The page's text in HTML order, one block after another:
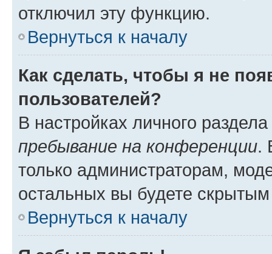
отключил эту функцию.
Вернуться к началу
Как сделать, чтобы я не
пользователей?
В настройках личного
пребывание на конференции.
только администраторам,
остальных вы будете
Вернуться к началу